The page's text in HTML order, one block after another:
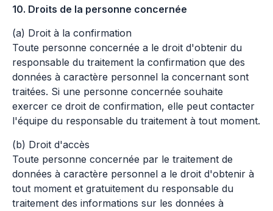
10. Droits de la personne concernée
(a) Droit à la confirmation
Toute personne concernée a le droit d'obtenir du
responsable du traitement la confirmation que des
données à caractère personnel la concernant sont
traitées. Si une personne concernée souhaite
exercer ce droit de confirmation, elle peut contacter
l'équipe du responsable du traitement à tout moment.
(b) Droit d'accès
Toute personne concernée par le traitement de
données à caractère personnel a le droit d'obtenir à
tout moment et gratuitement du responsable du
traitement des informations sur les données à